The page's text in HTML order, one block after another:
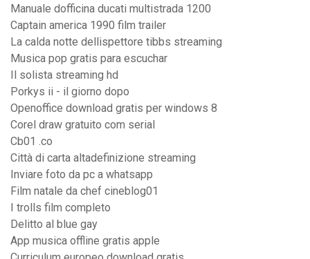
Manuale dofficina ducati multistrada 1200
Captain america 1990 film trailer
La calda notte dellispettore tibbs streaming
Musica pop gratis para escuchar
Il solista streaming hd
Porkys ii - il giorno dopo
Openoffice download gratis per windows 8
Corel draw gratuito com serial
Cb01 .co
Città di carta altadefinizione streaming
Inviare foto da pc a whatsapp
Film natale da chef cineblog01
I trolls film completo
Delitto al blue gay
App musica offline gratis apple